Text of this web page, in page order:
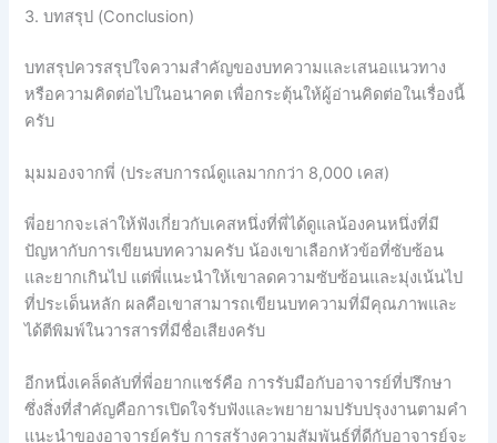
3. บทสรุป (Conclusion)
บทสรุปควรสรุปใจความสำคัญของบทความและเสนอแนวทาง
หรือความคิดต่อไปในอนาคต เพื่อกระตุ้นให้ผู้อ่านคิดต่อในเรื่องนี้
ครับ
มุมมองจากพี่ (ประสบการณ์ดูแลมากกว่า 8,000 เคส)
พี่อยากจะเล่าให้ฟังเกี่ยวกับเคสหนึ่งที่พี่ได้ดูแลน้องคนหนึ่งที่มี
ปัญหากับการเขียนบทความครับ น้องเขาเลือกหัวข้อที่ซับซ้อน
และยากเกินไป แต่พี่แนะนำให้เขาลดความซับซ้อนและมุ่งเน้นไป
ที่ประเด็นหลัก ผลคือเขาสามารถเขียนบทความที่มีคุณภาพและ
ได้ตีพิมพ์ในวารสารที่มีชื่อเสียงครับ
อีกหนึ่งเคล็ดลับที่พี่อยากแชร์คือ การรับมือกับอาจารย์ที่ปรึกษา
ซึ่งสิ่งที่สำคัญคือการเปิดใจรับฟังและพยายามปรับปรุงงานตามคำ
แนะนำของอาจารย์ครับ การสร้างความสัมพันธ์ที่ดีกับอาจารย์จะ